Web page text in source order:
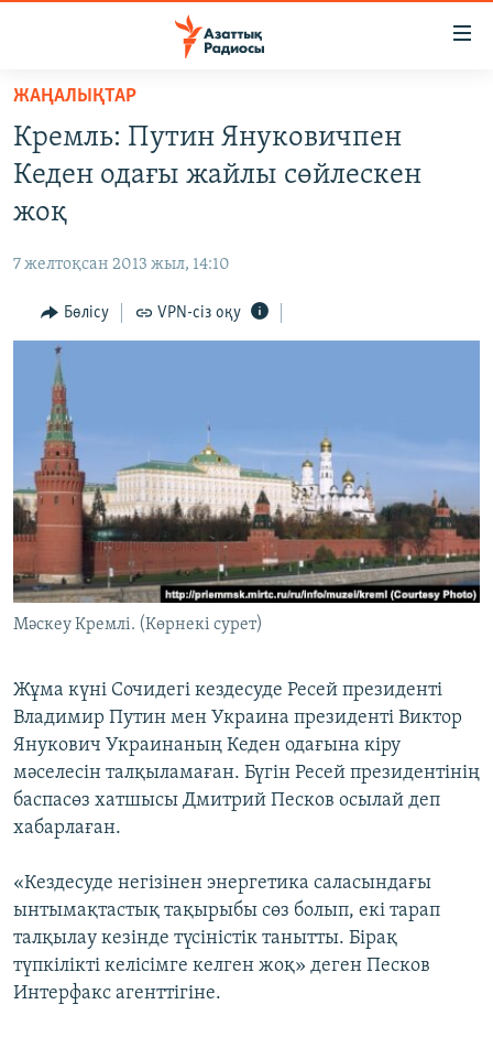
Skip
main
content
to
main
to
Search
САЯСАТ
АДАМ ҚҰҚЫҚТАРЫ
ӘЛЕУМЕТ
ӘЛЕМ
АРНАЙЫ ЖОБАЛАР
Русский
ЖАЗЫЛЫҢЫЗ
Басқа тілдерде
ЖАҢАЛЫҚТАР
Кремль: Путин Януковичпен
Кеден одағы жайлы сөйлескен
жоқ
7 желтоқсан 2013 жыл, 14:10
Бөлісу VPN-сіз оқу
Мәскеу Кремлі. (Көрнекі сурет)
Жұма күні Сочидегі кездесуде Ресей президенті
Владимир Путин мен Украина президенті Виктор
Янукович Украинаның Кеден одағына кіру
мәселесін талқыламаған. Бүгін Ресей президентінің
баспасөз хатшысы Дмитрий Песков осылай деп
хабарлаған.
«Кездесуде негізінен энергетика саласындағы
ынтымақтастық тақырыбы сөз болып, екі тарап
талқылау кезінде түсіністік танытты. Бірақ
түпкілікті келісімге келген жоқ» деген Песков
Интерфакс агенттігіне.